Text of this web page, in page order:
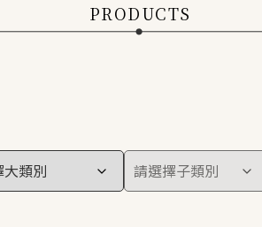
PRODUCTS